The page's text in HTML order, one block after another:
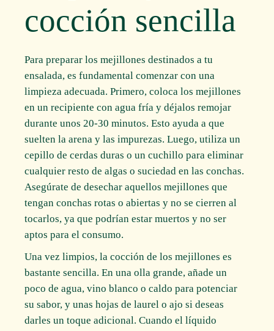
cocción sencilla
Para preparar los mejillones destinados a tu
ensalada, es fundamental comenzar con una
limpieza adecuada. Primero, coloca los mejillones
en un recipiente con agua fría y déjalos remojar
durante unos 20-30 minutos. Esto ayuda a que
suelten la arena y las impurezas. Luego, utiliza un
cepillo de cerdas duras o un cuchillo para eliminar
cualquier resto de algas o suciedad en las conchas.
Asegúrate de desechar aquellos mejillones que
tengan conchas rotas o abiertas y no se cierren al
tocarlos, ya que podrían estar muertos y no ser
aptos para el consumo.
Una vez limpios, la cocción de los mejillones es
bastante sencilla. En una olla grande, añade un
poco de agua, vino blanco o caldo para potenciar
su sabor, y unas hojas de laurel o ajo si deseas
darles un toque adicional. Cuando el líquido